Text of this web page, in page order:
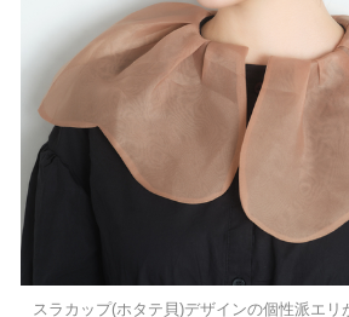
スラカップ(ホタテ貝)デザインの個性派エリ